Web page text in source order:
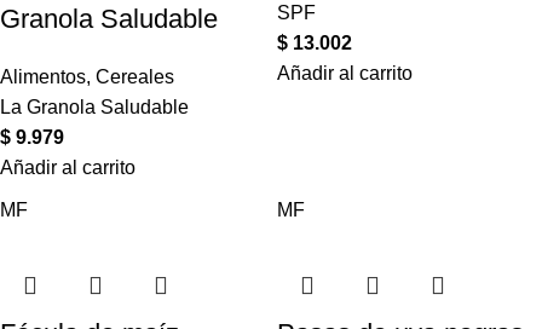
Granola Saludable
Alimentos, Cereales
La Granola Saludable
$ 9.979
Añadir al carrito
SPF
$ 13.002
Añadir al carrito
MF MF